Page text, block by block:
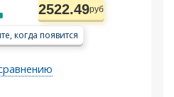
2522.49руб
когда появится